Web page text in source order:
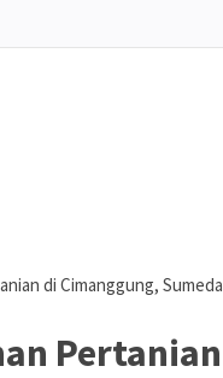
di Cimanggung,